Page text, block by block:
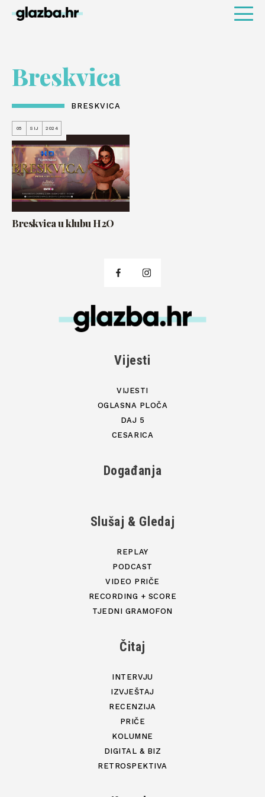
Breskvica
BRESKVICA
05 SIJ 2024
Breskvica u klubu H2O
Vijesti
VIJESTI
OGLASNA PLOČA
DAJ 5
CESARICA
Događanja
Slušaj & Gledaj
REPLAY
PODCAST
VIDEO PRIČE
RECORDING + SCORE
TJEDNI GRAMOFON
Čitaj
INTERVJU
IZVJEŠTAJ
RECENZIJA
PRIČE
KOLUMNE
DIGITAL & BIZ
RETROSPEKTIVA